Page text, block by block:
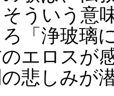
ういう意
「浄玻璃
エロスが
悲しみが